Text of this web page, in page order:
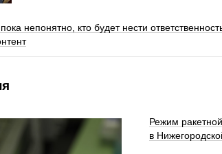
непонятно, кто будет нести
Режим
в